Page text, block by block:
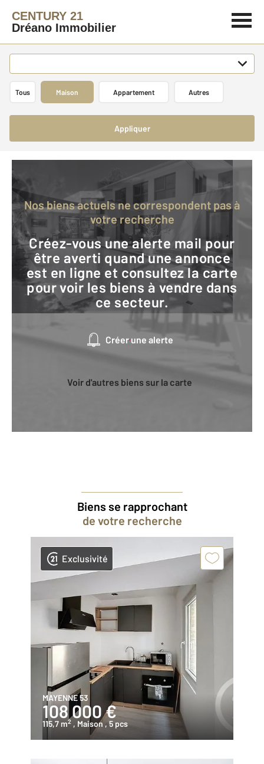
CENTURY 21
Dréano Immobilier
Tous Maison Appartement Autres
Appliquer
Nos biens actuels ne correspondent pas à
votre recherche
Créez-vous une alerte mail pour
être averti quand une annonce
est en ligne et consultez la carte
pour voir les biens à vendre dans
ce secteur.
Créer une alerte
Voir d'autres biens sur la carte
Biens se rapprochant
de votre recherche
Exclusivité
MAYENNE 53
108 000 €
115,7 m2 , Maison , 5 pcs